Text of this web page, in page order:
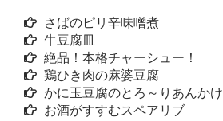
さばのピリ辛味噌煮
牛豆腐皿
絶品！本格チャーシュー！
鶏ひき肉の麻婆豆腐
かに玉豆腐のとろ～りあんかけ
お酒がすすむスペアリブ